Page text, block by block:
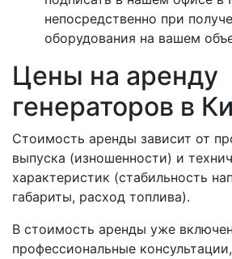
непосредственно при
оборудования на вашем
Цены на аренду
генераторов в
Стоимость аренды зависит от
выпуска (изношенности) и
характеристик (стабильность
габариты, расход топлива).
В стоимость аренды уже
профессиональные